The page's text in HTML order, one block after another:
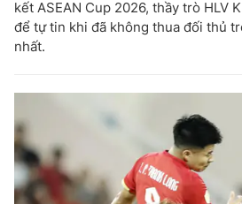
kết ASEAN Cup 2026, thầy trò HLV
để tự tin khi đã không thua đối thủ
nhất.